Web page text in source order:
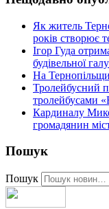
Як житель
років створює
Ігор Гуда
будівельної
На
Тролейбусний
тролейбусами
Кардиналу
громадянин
Пошук
Пошук